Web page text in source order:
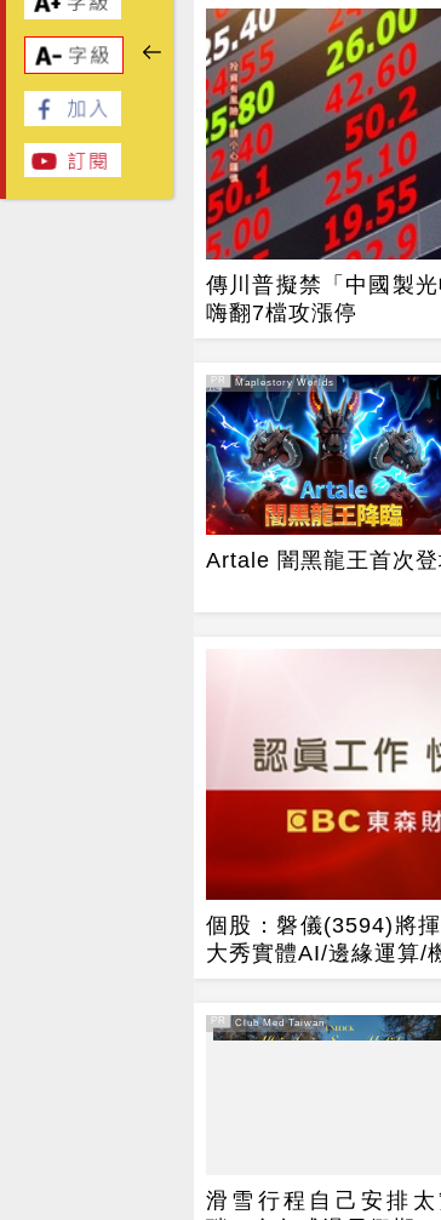
傳川普擬禁「中國製
嗨翻7檔攻漲停
PR
Artale 闇黑龍王首次
PR・Maplestory Worlds
個股：磐儀(3594)將
大秀實體AI/邊緣運算/
PR
滑雪行程自己安排太
PR・Club Med Taiwan